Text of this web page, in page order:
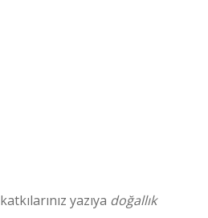
yazıya doğallık